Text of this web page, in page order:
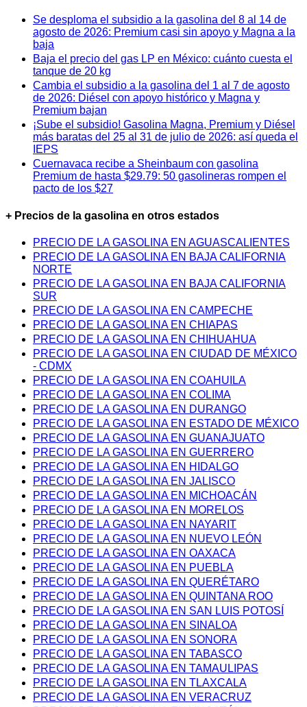
Se desploma el subsidio a la gasolina del 8 al 14 de
agosto de 2026: Premium casi sin apoyo y Magna a la
baja
Baja el precio del gas LP en México: cuánto cuesta el
tanque de 20 kg
Cambia el subsidio a la gasolina del 1 al 7 de agosto
de 2026: Diésel con apoyo histórico y Magna y
Premium bajan
¡Sube el subsidio! Gasolina Magna, Premium y Diésel
más baratas del 25 al 31 de julio de 2026: así queda el
IEPS
Cuernavaca recibe a Sheinbaum con gasolina
Premium de hasta $29.79: 50 gasolineras rompen el
pacto de los $27
+ Precios de la gasolina en otros estados
PRECIO DE LA GASOLINA EN AGUASCALIENTES
PRECIO DE LA GASOLINA EN BAJA CALIFORNIA
NORTE
PRECIO DE LA GASOLINA EN BAJA CALIFORNIA
SUR
PRECIO DE LA GASOLINA EN CAMPECHE
PRECIO DE LA GASOLINA EN CHIAPAS
PRECIO DE LA GASOLINA EN CHIHUAHUA
PRECIO DE LA GASOLINA EN CIUDAD DE MÉXICO
- CDMX
PRECIO DE LA GASOLINA EN COAHUILA
PRECIO DE LA GASOLINA EN COLIMA
PRECIO DE LA GASOLINA EN DURANGO
PRECIO DE LA GASOLINA EN ESTADO DE MÉXICO
PRECIO DE LA GASOLINA EN GUANAJUATO
PRECIO DE LA GASOLINA EN GUERRERO
PRECIO DE LA GASOLINA EN HIDALGO
PRECIO DE LA GASOLINA EN JALISCO
PRECIO DE LA GASOLINA EN MICHOACÁN
PRECIO DE LA GASOLINA EN MORELOS
PRECIO DE LA GASOLINA EN NAYARIT
PRECIO DE LA GASOLINA EN NUEVO LEÓN
PRECIO DE LA GASOLINA EN OAXACA
PRECIO DE LA GASOLINA EN PUEBLA
PRECIO DE LA GASOLINA EN QUERÉTARO
PRECIO DE LA GASOLINA EN QUINTANA ROO
PRECIO DE LA GASOLINA EN SAN LUIS POTOSÍ
PRECIO DE LA GASOLINA EN SINALOA
PRECIO DE LA GASOLINA EN SONORA
PRECIO DE LA GASOLINA EN TABASCO
PRECIO DE LA GASOLINA EN TAMAULIPAS
PRECIO DE LA GASOLINA EN TLAXCALA
PRECIO DE LA GASOLINA EN VERACRUZ